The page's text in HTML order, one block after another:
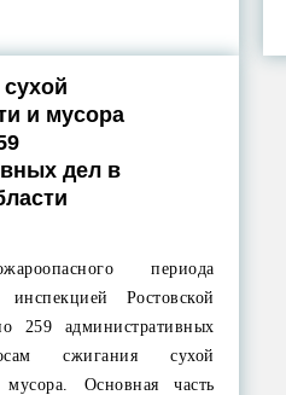
и мусора
дел в
периода
инспекцией Ростовской
259 административных
сжигания сухой
мусора. Основная часть